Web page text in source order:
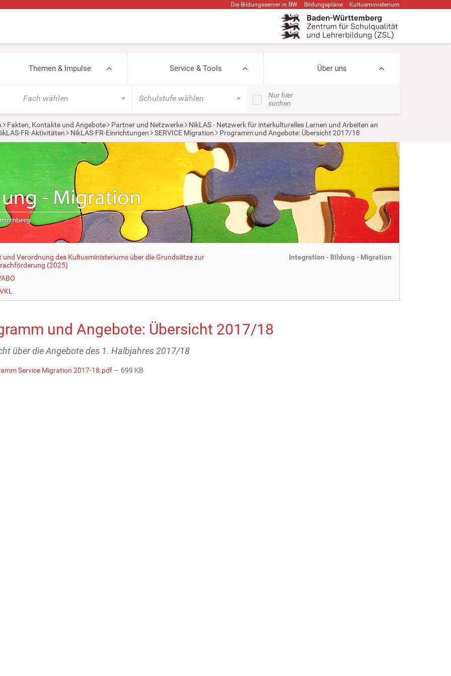
Die Bildungsserver in BW Bildungspläne Kultusministerium
Themen & Impulse Service & Tools Über uns
Fach wählen Schulstufe wählen
Nur hier
suchen
Fakten, Kontakte und Angebote Partner und Netzwerke
NikLAS - Netzwerk für interkulturelles Lernen und Arbeiten an
FR-Aktivitäten
NikLAS-FR-Einrichtungen SERVICE Migration Programm und Angebote: Übersicht 2017/18
Verordnung des Kultusministeriums über die Grundsätze zur
(2025)
Integration - Bildung - Migration
und Angebote: Übersicht 2017/18
über die Angebote des 1. Halbjahres 2017/18
Service Migration 2017-18.pdf— 699 KB